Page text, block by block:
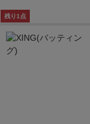
残り1点